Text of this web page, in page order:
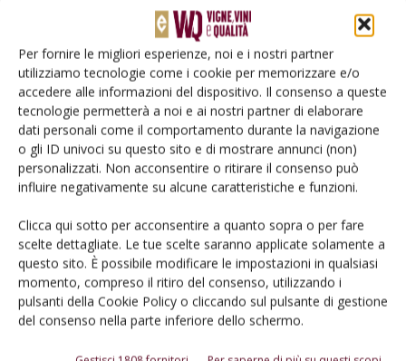
Per fornire le migliori esperienze, noi e i nostri partner
utilizziamo tecnologie come i cookie per memorizzare e/o
accedere alle informazioni del dispositivo. Il consenso a queste
tecnologie permetterà a noi e ai nostri partner di elaborare
dati personali come il comportamento durante la navigazione
o gli ID univoci su questo sito e di mostrare annunci (non)
personalizzati. Non acconsentire o ritirare il consenso può
influire negativamente su alcune caratteristiche e funzioni.
Clicca qui sotto per acconsentire a quanto sopra o per fare
scelte dettagliate. Le tue scelte saranno applicate solamente a
questo sito. È possibile modificare le impostazioni in qualsiasi
momento, compreso il ritiro del consenso, utilizzando i
pulsanti della Cookie Policy o cliccando sul pulsante di gestione
del consenso nella parte inferiore dello schermo.
Andrea BellincontroeFabio Mencarelli 25 Gennaio 2021
CANTINA
Apa, ioni, pH, densità, torbidità: piccoli
segnali da saper cogliere
Di Raffaele Cerreta,Andrea BellincontroeFabio Mencarelli 25 Gennaio 2021